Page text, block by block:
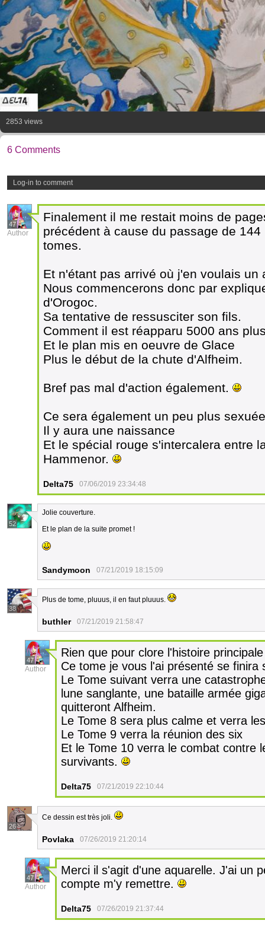
2853 views
6 Comments
Log-in to comment
47
Author
Finalement il me restait moins de
précédent à cause du passage de
tomes.
Et n'étant pas arrivé où j'en voulais un
Nous commencerons donc par
d'Orogoc.
Sa tentative de ressusciter son fils.
Comment il est réapparu 5000 ans
Et le plan mis en oeuvre de Glace
Plus le début de la chute d'Alfheim.
Bref pas mal d'action également.
Ce sera également un peu plus
Il y aura une naissance
Et le spécial rouge s'intercalera entre
Hammenor.
Delta75 07/06/2019 23:34:48
52
Jolie couverture.
Et le plan de la suite promet !
Sandymoon 07/21/2019 18:15:09
38
Plus de tome, pluuus, il en faut pluuus.
buthler 07/21/2019 21:58:47
47
Author
Rien que pour clore l'histoire
Ce tome je vous l'ai présenté se
Le Tome suivant verra une
lune sanglante, une bataille armée
quitteront Alfheim.
Le Tome 8 sera plus calme et verra
Le Tome 9 verra la réunion des six
Et le Tome 10 verra le combat contre
survivants.
Delta75 07/21/2019 22:10:44
26
Ce dessin est très joli.
Povlaka 07/26/2019 21:20:14
47
Author
Merci il s'agit d'une aquarelle. J'ai un
compte m'y remettre.
Delta75 07/26/2019 21:37:44